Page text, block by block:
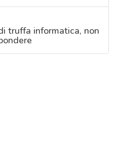
truffa informatica, non